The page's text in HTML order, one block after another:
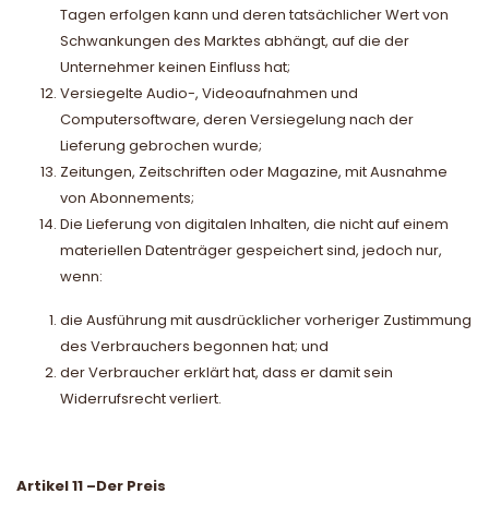
Tagen erfolgen kann und deren tatsächlicher Wert von
Schwankungen des Marktes abhängt, auf die der
Unternehmer keinen Einfluss hat;
Versiegelte Audio-, Videoaufnahmen und
Computersoftware, deren Versiegelung nach der
Lieferung gebrochen wurde;
Zeitungen, Zeitschriften oder Magazine, mit Ausnahme
von Abonnements;
Die Lieferung von digitalen Inhalten, die nicht auf einem
materiellen Datenträger gespeichert sind, jedoch nur,
wenn:
die Ausführung mit ausdrücklicher vorheriger Zustimmung
des Verbrauchers begonnen hat; und
der Verbraucher erklärt hat, dass er damit sein
Widerrufsrecht verliert.
Artikel 11 –Der Preis